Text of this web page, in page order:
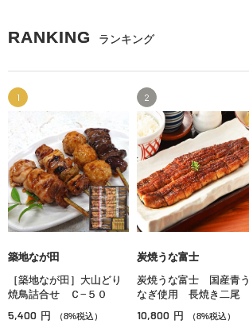
RANKING ランキング
1
築地なが田
［築地なが田］大山どり
焼鳥詰合せ Ｃ−５０
5,400 円 （8%税込）
2
炭焼うな富士
炭焼うな富士 国産青う
なぎ使用 長焼き二尾
10,800 円 （8%税込）